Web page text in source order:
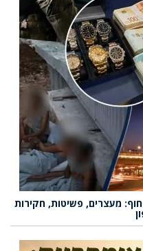
מעצרים, פשיטות, חקירות